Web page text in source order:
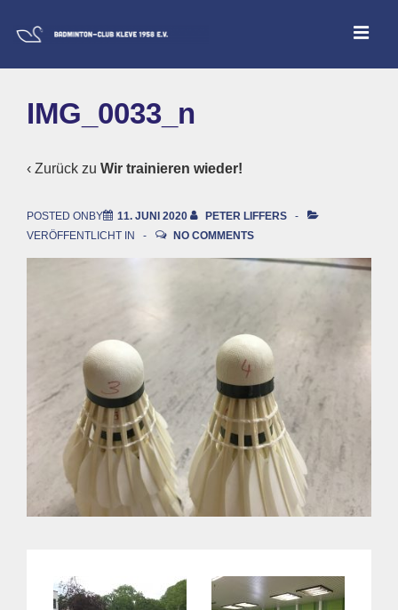
Zum
Navigation
IMG_0033_n
‹ Zurück zu Wir trainieren wieder!
POSTED ONBY 11. JUNI 2020
PETER LIFFERS
VERÖFFENTLICHT IN
NO COMMENTS